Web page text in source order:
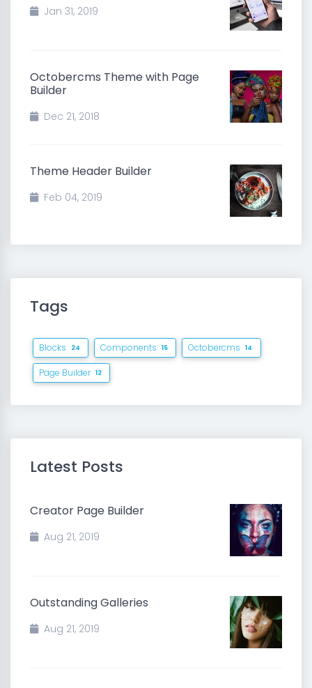
Jan 31, 2019
Octobercms Theme with Page
Builder
Dec 21, 2018
Theme Header Builder
Feb 04, 2019
Tags
Blocks 24 Components 15 Octobercms 14
Page Builder 12
Latest Posts
Creator Page Builder
Aug 21, 2019
Outstanding Galleries
Aug 21, 2019